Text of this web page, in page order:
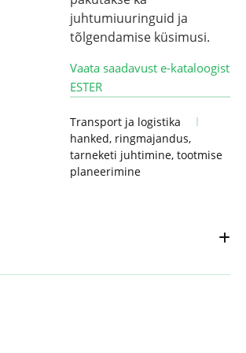
juhtumiuuringuid ja
tõlgendamise küsimusi.
Vaata saadavust e-kataloogist
ESTER
Transport ja logistika
hanked, ringmajandus,
tarneketi juhtimine, tootmise
planeerimine